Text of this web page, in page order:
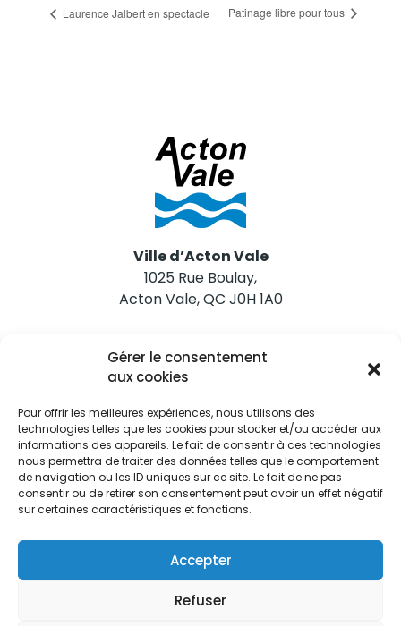
Gérer le consentement
aux cookies
Pour offrir les meilleures expériences, nous utilisons des
technologies telles que les cookies pour stocker et/ou accéder aux
informations des appareils. Le fait de consentir à ces technologies
nous permettra de traiter des données telles que le comportement
de navigation ou les ID uniques sur ce site. Le fait de ne pas
consentir ou de retirer son consentement peut avoir un effet négatif
sur certaines caractéristiques et fonctions.
Accepter
Refuser
Laurence Jalbert en spectacle Patinage libre pour tous
Ville d’Acton Vale
1025 Rue Boulay,
Acton Vale, QC J0H 1A0
Nous joindre
Tél. 450 546-2703
Restez informés
Abonnez-vous aux alertes municipales
Je m'abonne